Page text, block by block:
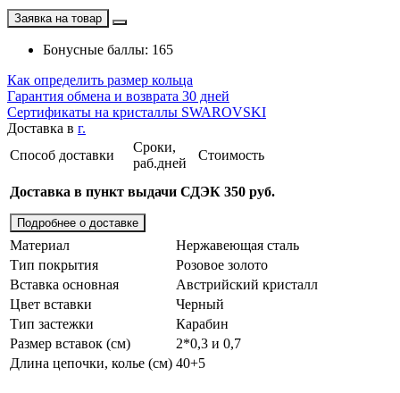
Заявка на товар
Бонусные баллы: 165
Как определить размер кольца
Гарантия обмена и возврата 30 дней
Сертификаты на кристаллы SWAROVSKI
Доставка в г.
Способ доставки
Сроки,
раб.дней
Стоимость
Доставка в пункт выдачи СДЭК 350 руб.
Подробнее о доставке
Материал
Нержавеющая сталь
Тип покрытия
Розовое золото
Вставка основная
Австрийский кристалл
Цвет вставки
Черный
Тип застежки
Карабин
Размер вставок (см)
2*0,3 и 0,7
Длина цепочки, колье (см) 40+5